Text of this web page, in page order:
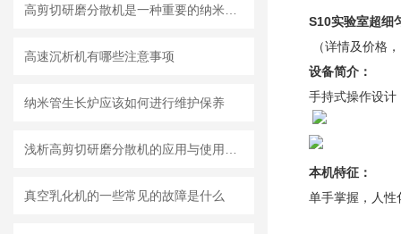
高速沉析机有哪些注意事项
纳米管生长炉应该如何进行维护保养
真空乳化机的一些常见的故障是什么
S10实验室超细
（详情及价格
设备简介：
手持式操作设计
本机特征：
单手掌握，人性